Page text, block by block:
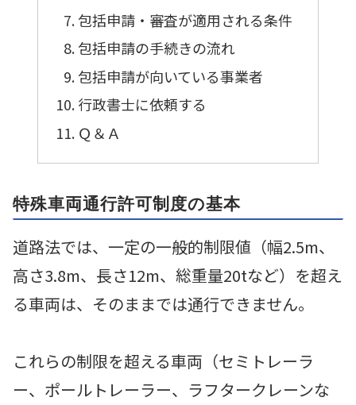
包括申請・審査が適用される条件
包括申請の手続きの流れ
包括申請が向いている事業者
行政書士に依頼する
Ｑ＆Ａ
特殊車両通行許可制度の基本
道路法では、一定の一般的制限値（幅2.5m、
高さ3.8m、長さ12m、総重量20tなど）を超え
る車両は、そのままでは通行できません。
これらの制限を超える車両（セミトレーラ
ー、ポールトレーラー、ラフタークレーンな